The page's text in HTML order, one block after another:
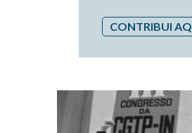
CONTRIBUI